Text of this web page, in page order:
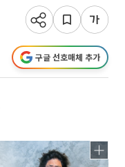
구글 선호매체 추가